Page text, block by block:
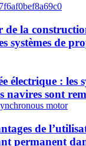
de la
systèmes de
électrique : les
navires sont
de
permanent